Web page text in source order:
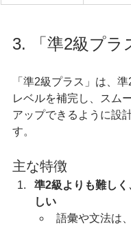
3. 「準2級プラ
「準2級プラス」は、
レベルを補完し、スム
アップできるように設
す。
主な特徴
準2級よりも難し
しい
語彙や文法は